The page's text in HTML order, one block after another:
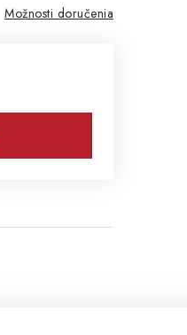
Možnosti doručenia